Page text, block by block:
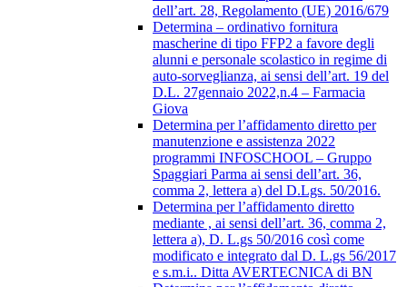
dell’art. 28, Regolamento (UE) 2016/679
Determina – ordinativo fornitura
mascherine di tipo FFP2 a favore degli
alunni e personale scolastico in regime di
auto-sorveglianza, ai sensi dell’art. 19 del
D.L. 27gennaio 2022,n.4 – Farmacia
Giova
Determina per l’affidamento diretto per
manutenzione e assistenza 2022
programmi INFOSCHOOL – Gruppo
Spaggiari Parma ai sensi dell’art. 36,
comma 2, lettera a) del D.Lgs. 50/2016.
Determina per l’affidamento diretto
mediante , ai sensi dell’art. 36, comma 2,
lettera a), D. L.gs 50/2016 così come
modificato e integrato dal D. L.gs 56/2017
e s.m.i.. Ditta AVERTECNICA di BN